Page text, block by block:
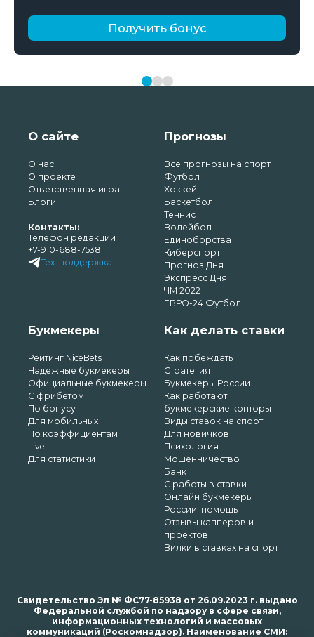
Получить бонус
О сайте
О нас
О проекте
Ответственная игра
Блоги
Контакты:
Телефон редакции
+7-910-688-7538
Тех. поддержка
Прогнозы
Все прогнозы на спорт
Футбол
Хоккей
Баскетбол
Теннис
Волейбол
Единоборства
Киберспорт
Прогноз Дня
Экспресс Дня
ЧМ 2022
ЕВРО-24 Футбол
Букмекеры
Рейтинг NiceBets
Надежные букмекеры
Официальные букмекеры
С фрибетом
По бонусу
Для мобильных
По коэффициентам
Live
Для статистики
Как делать ставки
Как побеждать
Стратегия
Букмекеры России
Как работают
букмекерские конторы
Виды ставок на спорт
Для новичков
Психология
Мошенничество
Банк
С работы в ставки
Онлайн букмекеры
России: помощь
Отзывы капперов и
проектов
Вилки в ставках на спорт
Свидетельство Эл № ФС77-85938 от 26.09.2023 г. выдано
Федеральной службой по надзору в сфере связи,
информационных технологий и массовых
коммуникаций (Роскомнадзор). Наименование СМИ: